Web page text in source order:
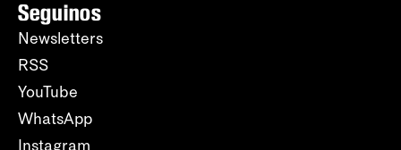
Seguinos
Newsletters
RSS
YouTube
WhatsApp
Instagram